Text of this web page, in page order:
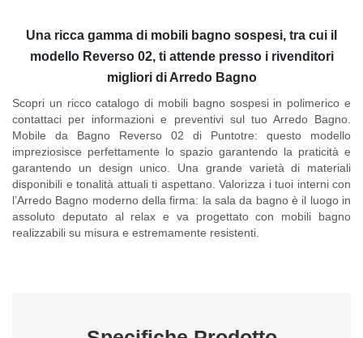
Una ricca gamma di mobili bagno sospesi, tra cui il
modello Reverso 02, ti attende presso i rivenditori
migliori di Arredo Bagno
Scopri un ricco catalogo di mobili bagno sospesi in polimerico e
contattaci per informazioni e preventivi sul tuo Arredo Bagno.
Mobile da Bagno Reverso 02 di Puntotre: questo modello
impreziosisce perfettamente lo spazio garantendo la praticità e
garantendo un design unico. Una grande varietà di materiali
disponibili e tonalità attuali ti aspettano. Valorizza i tuoi interni con
l’Arredo Bagno moderno della firma: la sala da bagno è il luogo in
assoluto deputato al relax e va progettato con mobili bagno
realizzabili su misura e estremamente resistenti.